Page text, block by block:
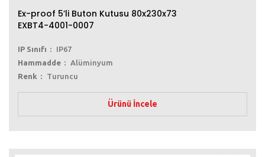
Ex-proof 5’li Buton Kutusu 80x230x73
EXBT4-4001-0007
IP Sınıfı
IP67
Hammadde
Alüminyum
Renk
Turuncu
Ürünü İncele